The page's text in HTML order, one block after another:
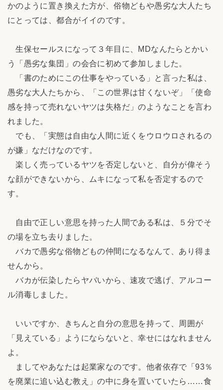
かのように置き換えた方が、俗物どもや愚劣な大人たち
にとっては、都合がイイのです。
生保セールスになって３年目に、MDなんたらとかい
う「愚劣な集団」の会合に初めて参加しました。
「書のためにこの仕事をやっている」と言った私は、
愚劣な大人たちから、「この世界は甘くないぞ」「使命
感を持って売れないヤツは失格だ」のようなことを言わ
れました。
でも、「実態は自由な人間に近くをウロウロされるの
が嫌」なだけなのです。
楽しく売っているヤツを否定しないと、自分が偉そう
な顔ができないから、ムキになって私を否定するので
す。
自由で正しい意思を持った人間である私は、５分でそ
の場を立ち去りました。
バカで愚劣な俗物どもの仲間になるなんて、あり得ま
せんから。
バカが伝染したらヤバいから、速攻で逃げ、アルコー
ル消毒しました。
いいですか、きちんと自分の意思を持って、周囲が
「見えている」ようにならないと、幸せにはなれません
よ。
ましてやあなたは起業家なのです。他者依存で「93％
を廃業に追い込む教え」の中に身を置いていたら……食